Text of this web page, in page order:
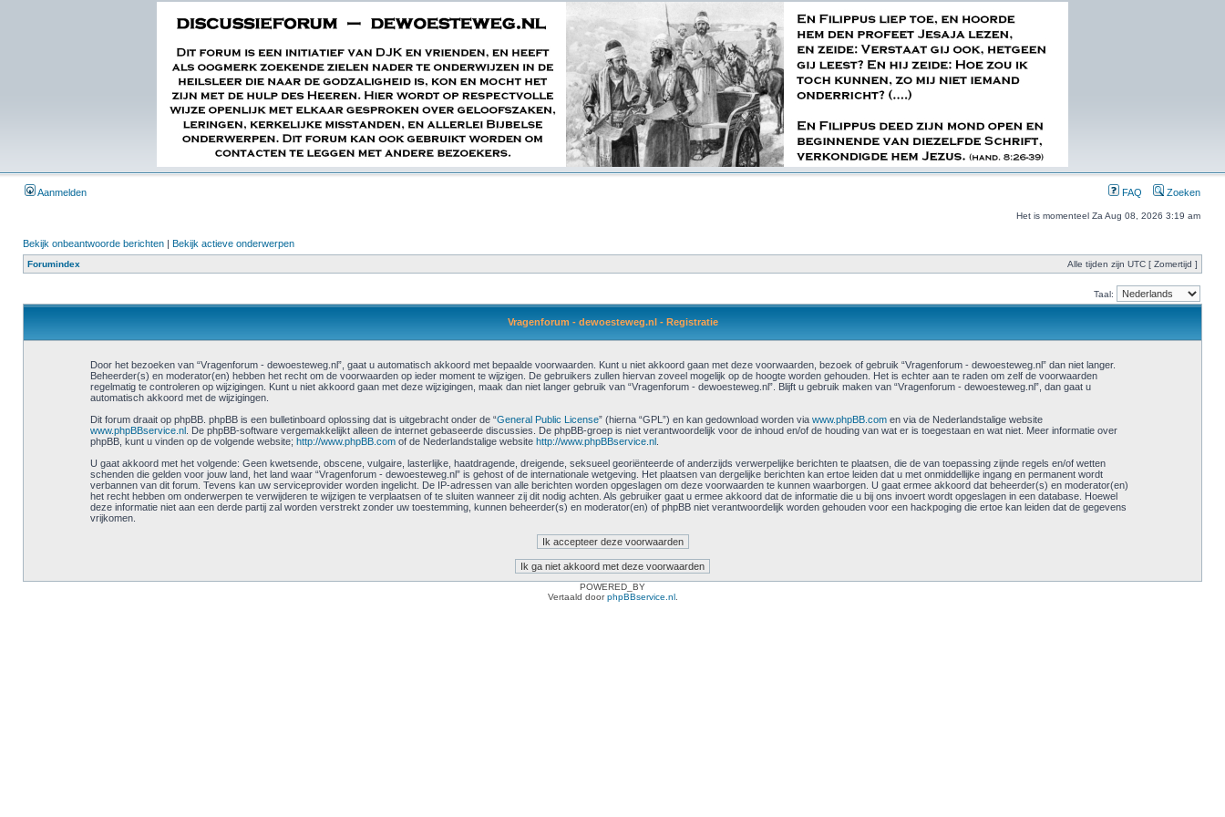
Aanmelden FAQ Zoeken
Het is momenteel Za Aug 08, 2026 3:19 am
Bekijk onbeantwoorde berichten | Bekijk actieve onderwerpen
Forumindex Alle tijden zijn UTC [ Zomertijd ]
Taal:
Vragenforum - dewoesteweg.nl - Registratie
Door het bezoeken van “Vragenforum - dewoesteweg.nl”, gaat u automatisch akkoord met bepaalde voorwaarden. Kunt u niet akkoord gaan met deze voorwaarden, bezoek of gebruik “Vragenforum - dewoesteweg.nl” dan niet langer.
Beheerder(s) en moderator(en) hebben het recht om de voorwaarden op ieder moment te wijzigen. De gebruikers zullen hiervan zoveel mogelijk op de hoogte worden gehouden. Het is echter aan te raden om zelf de voorwaarden
regelmatig te controleren op wijzigingen. Kunt u niet akkoord gaan met deze wijzigingen, maak dan niet langer gebruik van “Vragenforum - dewoesteweg.nl”. Blijft u gebruik maken van “Vragenforum - dewoesteweg.nl”, dan gaat u
automatisch akkoord met de wijzigingen.
Dit forum draait op phpBB. phpBB is een bulletinboard oplossing dat is uitgebracht onder de “General Public License” (hierna “GPL”) en kan gedownload worden via www.phpBB.comen via de Nederlandstalige website
www.phpBBservice.nl. De phpBB-software vergemakkelijkt alleen de internet gebaseerde discussies. De phpBB-groep is niet verantwoordelijk voor de inhoud en/of de houding van wat er is toegestaan en wat niet. Meer informatie over
phpBB, kunt u vinden op de volgende website; http://www.phpBB.comof de Nederlandstalige website http://www.phpBBservice.nl.
U gaat akkoord met het volgende: Geen kwetsende, obscene, vulgaire, lasterlijke, haatdragende, dreigende, seksueel georiënteerde of anderzijds verwerpelijke berichten te plaatsen, die de van toepassing zijnde regels en/of wetten
schenden die gelden voor jouw land, het land waar “Vragenforum - dewoesteweg.nl” is gehost of de internationale wetgeving. Het plaatsen van dergelijke berichten kan ertoe leiden dat u met onmiddellijke ingang en permanent wordt
verbannen van dit forum. Tevens kan uw serviceprovider worden ingelicht. De IP-adressen van alle berichten worden opgeslagen om deze voorwaarden te kunnen waarborgen. U gaat ermee akkoord dat beheerder(s) en moderator(en)
het recht hebben om onderwerpen te verwijderen te wijzigen te verplaatsen of te sluiten wanneer zij dit nodig achten. Als gebruiker gaat u ermee akkoord dat de informatie die u bij ons invoert wordt opgeslagen in een database. Hoewel
deze informatie niet aan een derde partij zal worden verstrekt zonder uw toestemming, kunnen beheerder(s) en moderator(en) of phpBB niet verantwoordelijk worden gehouden voor een hackpoging die ertoe kan leiden dat de gegevens
vrijkomen.
POWERED_BY
Vertaald doorphpBBservice.nl.